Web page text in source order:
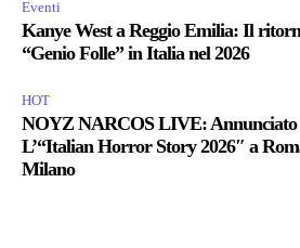
Eventi
Kanye West a Reggio Emilia: Il
“Genio Folle” in Italia nel 2026
HOT
NOYZ NARCOS LIVE: Annunciato
L’“Italian Horror Story 2026″ a
Milano